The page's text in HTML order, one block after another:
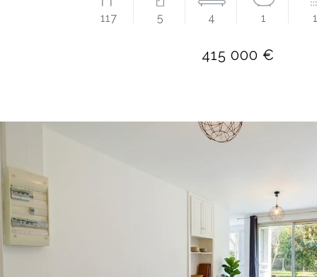
117 5 4 1 1
415 000 €